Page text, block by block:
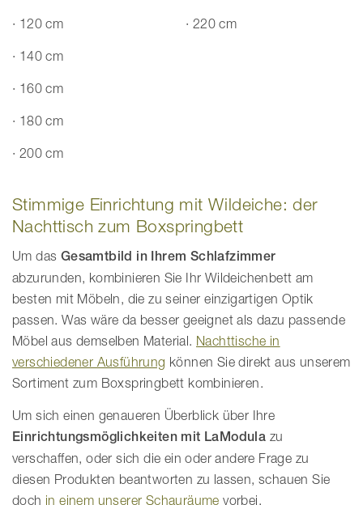
· 120 cm
· 140 cm
· 160 cm
· 180 cm
· 200 cm
· 220 cm
Stimmige Einrichtung mit Wildeiche: der
Nachttisch zum Boxspringbett
Um das Gesamtbild in Ihrem Schlafzimmer
abzurunden, kombinieren Sie Ihr Wildeichenbett am
besten mit Möbeln, die zu seiner einzigartigen Optik
passen. Was wäre da besser geeignet als dazu passende
Möbel aus demselben Material. Nachttische in
verschiedener Ausführung können Sie direkt aus unserem
Sortiment zum Boxspringbett kombinieren.
Um sich einen genaueren Überblick über Ihre
Einrichtungsmöglichkeiten mit LaModula zu
verschaffen, oder sich die ein oder andere Frage zu
diesen Produkten beantworten zu lassen, schauen Sie
doch in einem unserer Schauräume vorbei.